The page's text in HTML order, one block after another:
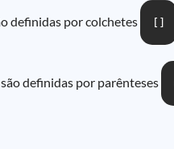
definidas por colchetes []
definidas por parênteses